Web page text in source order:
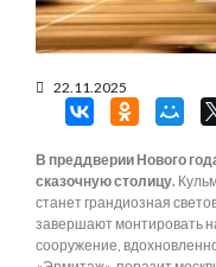
22.11.2025
В преддверии Нового
сказочную столицу.
станет грандиозная
завершают монтировать
сооружение,